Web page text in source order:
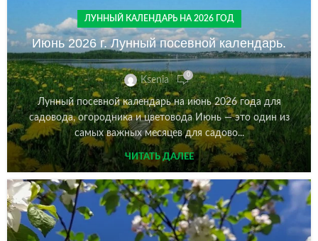
ЛУННЫЙ КАЛЕНДАРЬ НА 2026 ГОД
Июнь 2026 г. Лунный посевной календарь.
Ksenia 0
Лунный посевной календарь на июнь 2026 года для
садовода, огородника и цветовода Июнь — это один из
самых важных месяцев для садово...
ЧИТАТЬ ДАЛЕЕ